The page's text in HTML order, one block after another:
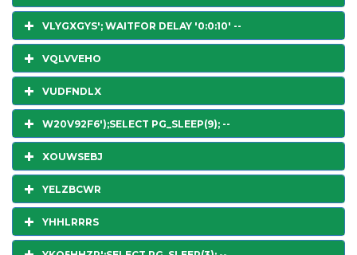
VLYGXGYS'; WAITFOR DELAY '0:0:10' --
VQLVVEHO
VUDFNDLX
W20V92F6');SELECT PG_SLEEP(9); --
XOUWSEBJ
YELZBCWR
YHHLRRRS